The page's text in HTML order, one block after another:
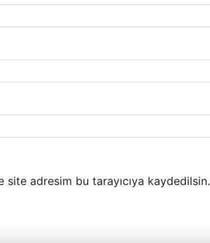
site adresim bu tarayıcıya kaydedilsin.